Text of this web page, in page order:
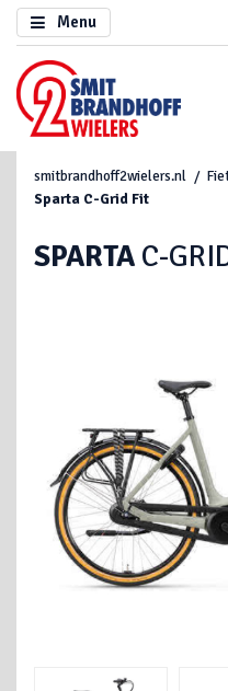
Menu
smitbrandhoff2wielers.nl
Sparta C-Grid Fit
SPARTA C-